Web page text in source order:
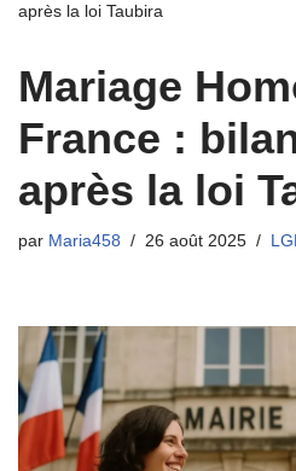
après la loi Taubira
Mariage
France :
après la loi
par Maria458 26 août 2025